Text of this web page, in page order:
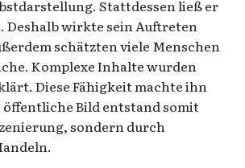
Stattdessen ließ er
Deshalb wirkte sein Auftreten
schätzten viele Menschen
Komplexe Inhalte wurden
Diese Fähigkeit machte ihn
öffentliche Bild entstand somit
sondern durch